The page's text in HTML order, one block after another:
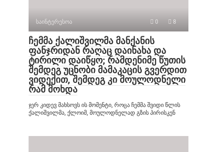
საინტერესოა 0 8
ჩემმა ქალიშვილმა მანქანის
ფანჯრიდან რაღაც დაინახა და
ტირილი დაიწყო; რამდენიმე წუთის
შემდეგ უცნობი მამაკაცის გვერდით
ვიდექით, შემდეგ კი მოულოდნელი
რამ მოხდა
ჯერ კიდევ მახსოვს ის მომენტი, როცა ჩემმა შვიდი წლის
ქალიშვილმა, ქლოიმ, მოულოდნელად გზის პირისკენ